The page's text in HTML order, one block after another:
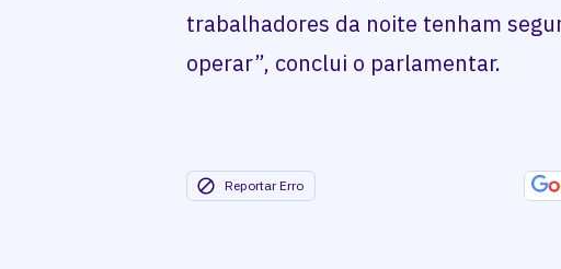
trabalhadores da noite tenham
operar”, conclui o parlamentar.
Reportar Erro